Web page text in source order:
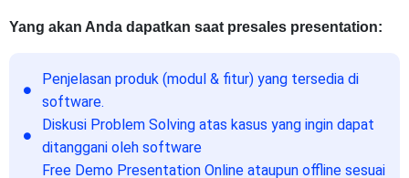
Yang akan Anda dapatkan saat presales presentation:
Penjelasan produk (modul & fitur) yang tersedia di
software.
Diskusi Problem Solving atas kasus yang ingin dapat
ditanggani oleh software
Free Demo Presentation Online ataupun offline sesuai